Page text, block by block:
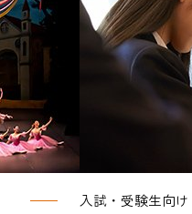
入試・受験生向け